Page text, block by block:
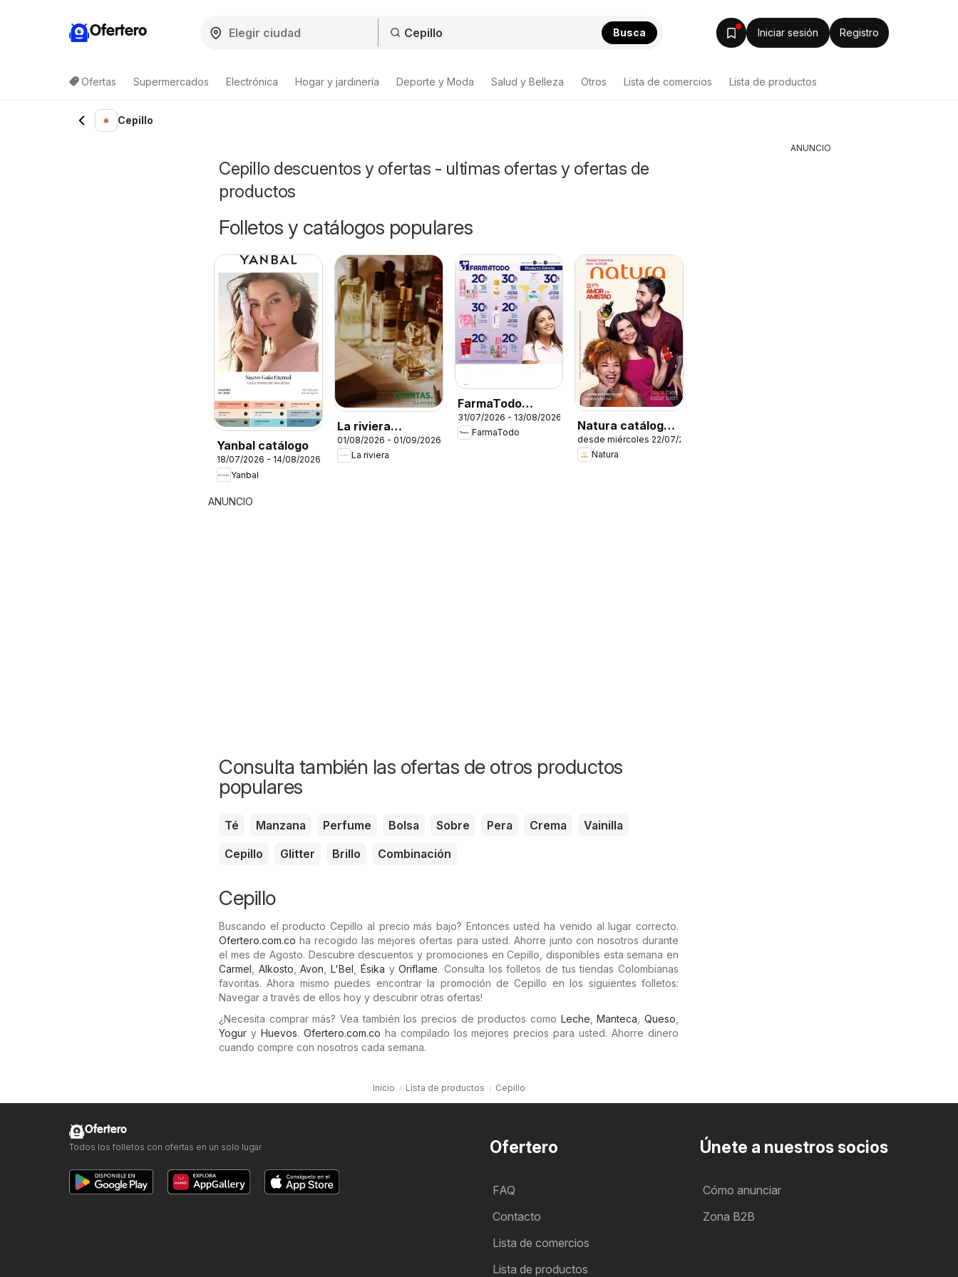
Ofertero Busca Iniciar sesión Registro
Ofertas Supermercados Electrónica Hogar y jardinería Deporte y Moda Salud y Belleza Otros Lista de comercios Lista de productos
Cepillo
Cepillo descuentos y ofertas - ultimas ofertas y ofertas de
productos
Folletos y catálogos populares
Yanbal catálogo
18/07/2026 - 14/08/2026
Yanbal
La riviera
catalógo
01/08/2026 - 01/09/2026
La riviera
FarmaTodo
catálogo
31/07/2026 - 13/08/2026
FarmaTodo
Natura catálogo
ciclo 12
desde miércoles 22/07/2026
Natura
ANUNCIO
Consulta también las ofertas de otros productos
populares
Té Manzana Perfume Bolsa Sobre Pera Crema
Vainilla
Cepillo
Glitter Brillo Combinación
Cepillo
Buscando el producto Cepillo al precio más bajo? Entonces usted ha venido al lugar correcto.
Ofertero.com.co ha recogido las mejores ofertas para usted. Ahorre junto con nosotros durante
el mes de Agosto. Descubre descuentos y promociones en Cepillo, disponibles esta semana en
Carmel
Alkosto ,Avon ,L'Bel Ésika yOriflame. Consulta los folletos de tus tiendas Colombianas
favoritas. Ahora mismo puedes encontrar la promoción de Cepillo en los siguientes folletos:
Navegar a través de ellos hoy y descubrir otras ofertas!
¿Necesita comprar más? Vea también los precios de productos como Leche ,Manteca ,Queso
Yogur y Huevos. Ofertero.com.co ha compilado los mejores precios para usted. Ahorre dinero
cuando compre con nosotros cada semana.
Inicio Lista de productos Cepillo
ANUNCIO
Ofertero
FAQ
Contacto
Lista de comercios
Lista de productos
Únete a nuestros socios
Cómo anunciar
Zona B2B
Ofertero
Todos los folletos con ofertas en un solo lugar